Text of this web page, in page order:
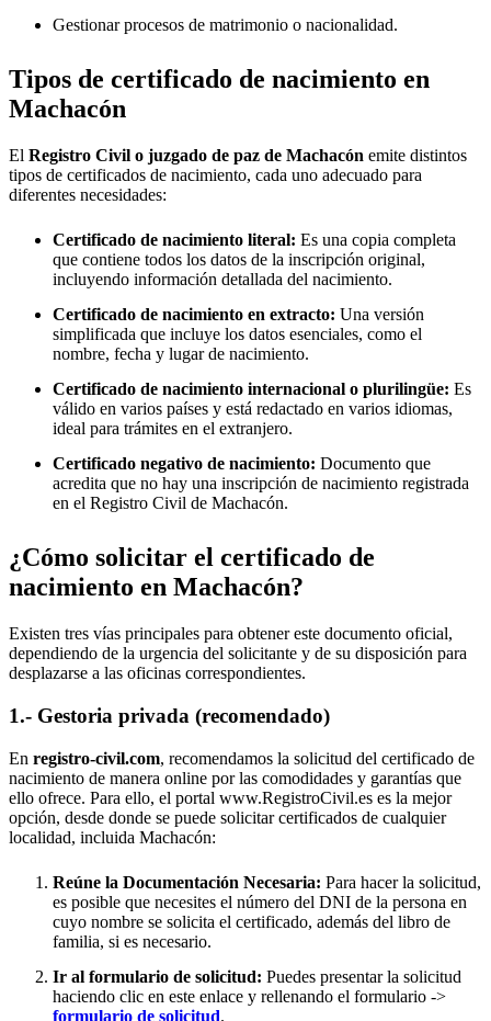
Gestionar procesos de matrimonio o nacionalidad.
Tipos de certificado de nacimiento en
Machacón
El Registro Civil o juzgado de paz de Machacón emite distintos
tipos de certificados de nacimiento, cada uno adecuado para
diferentes necesidades:
Certificado de nacimiento literal: Es una copia completa
que contiene todos los datos de la inscripción original,
incluyendo información detallada del nacimiento.
Certificado de nacimiento en extracto: Una versión
simplificada que incluye los datos esenciales, como el
nombre, fecha y lugar de nacimiento.
Certificado de nacimiento internacional o plurilingüe: Es
válido en varios países y está redactado en varios idiomas,
ideal para trámites en el extranjero.
Certificado negativo de nacimiento: Documento que
acredita que no hay una inscripción de nacimiento registrada
en el Registro Civil de Machacón.
¿Cómo solicitar el certificado de
nacimiento en Machacón?
Existen tres vías principales para obtener este documento oficial,
dependiendo de la urgencia del solicitante y de su disposición para
desplazarse a las oficinas correspondientes.
1.- Gestoria privada (recomendado)
En registro-civil.com, recomendamos la solicitud del certificado de
nacimiento de manera online por las comodidades y garantías que
ello ofrece. Para ello, el portal www.RegistroCivil.es es la mejor
opción, desde donde se puede solicitar certificados de cualquier
localidad, incluida Machacón:
Reúne la Documentación Necesaria: Para hacer la solicitud,
es posible que necesites el número del DNI de la persona en
cuyo nombre se solicita el certificado, además del libro de
familia, si es necesario.
Ir al formulario de solicitud: Puedes presentar la solicitud
haciendo clic en este enlace y rellenando el formulario ->
formulario de solicitud.